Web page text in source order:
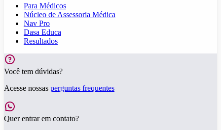
Para Médicos
Núcleo de Assessoria Médica
Nav Pro
Dasa Educa
Resultados
Você tem dúvidas?
Acesse nossas perguntas frequentes
Quer entrar em contato?